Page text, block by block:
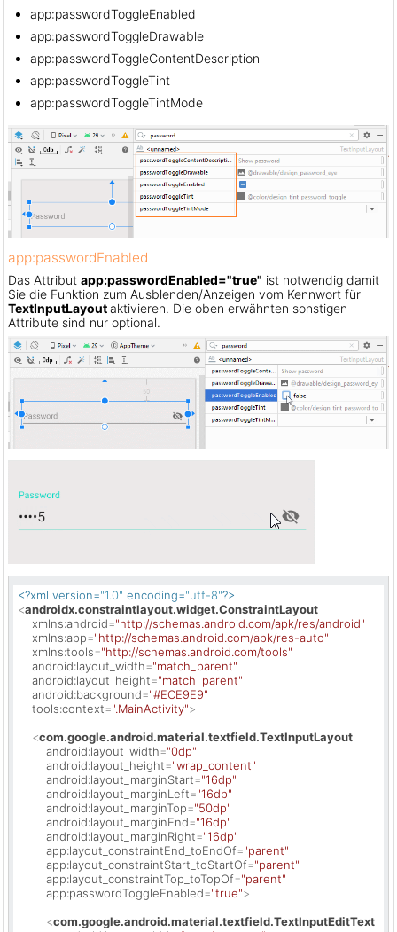
app:passwordToggleEnabled
app:passwordToggleDrawable
app:passwordToggleContentDescription
app:passwordToggleTint
app:passwordToggleTintMode
app:passwordEnabled
Das Attribut app:passwordEnabled="true" ist notwendig damit
Sie die Funktion zum Ausblenden/Anzeigen vom Kennwort für
TextInputLayoutaktivieren. Die oben erwähnten sonstigen
Attribute sind nur optional.
<?xml version="1.0" encoding="utf-8"?>
<androidx.constraintlayout.widget.ConstraintLayout
xmlns:android="http://schemas.android.com/apk/res/android"
xmlns:app="http://schemas.android.com/apk/res-auto"
xmlns:tools="http://schemas.android.com/tools"
android:layout_width="match_parent"
android:layout_height="match_parent"
android:background="#ECE9E9"
tools:context=".MainActivity">
<com.google.android.material.textfield.TextInputLayout
android:layout_width="0dp"
android:layout_height="wrap_content"
android:layout_marginStart="16dp"
android:layout_marginLeft="16dp"
android:layout_marginTop="50dp"
android:layout_marginEnd="16dp"
android:layout_marginRight="16dp"
app:layout_constraintEnd_toEndOf="parent"
app:layout_constraintStart_toStartOf="parent"
app:layout_constraintTop_toTopOf="parent"
app:passwordToggleEnabled="true">
<com.google.android.material.textfield.TextInputEditText